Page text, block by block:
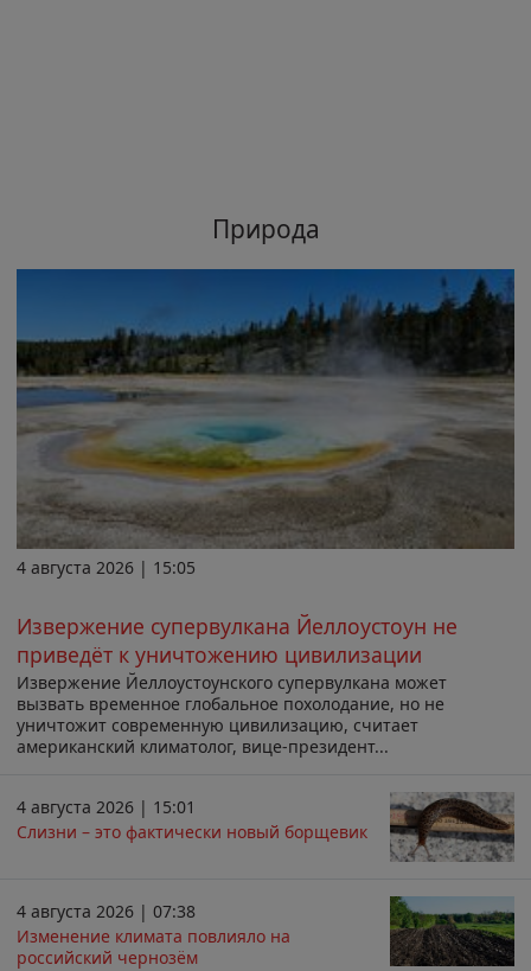
Природа
4 августа 2026 | 15:05
Извержение супервулкана Йеллоустоун не
приведёт к уничтожению цивилизации
Извержение Йеллоустоунского супервулкана может
вызвать временное глобальное похолодание, но не
уничтожит современную цивилизацию, считает
американский климатолог, вице-президент...
4 августа 2026 | 15:01
Слизни – это фактически новый борщевик
4 августа 2026 | 07:38
Изменение климата повлияло на
российский чернозём